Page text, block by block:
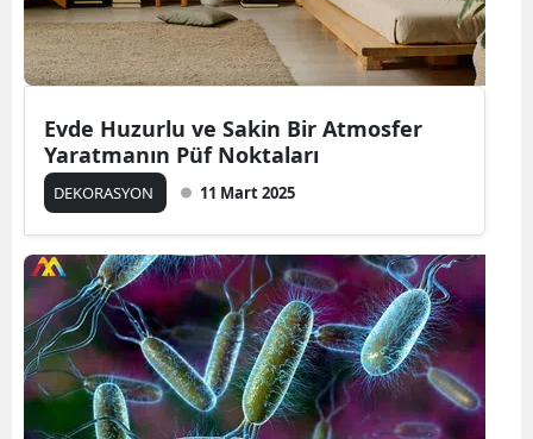
Evde Huzurlu ve Sakin Bir Atmosfer
Yaratmanın Püf Noktaları
DEKORASYON 11 Mart 2025